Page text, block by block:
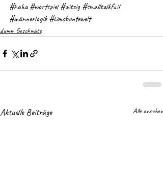
#haha #wortspiel #witzig #smalltalkfail
#männerlogik #timsbuntewelt
dumm Geschwätz
Aktuelle Beiträge Alle ansehen